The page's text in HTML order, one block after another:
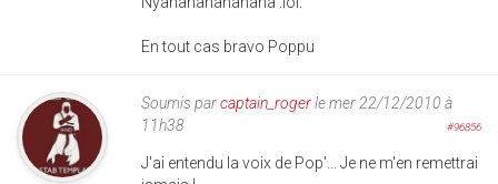
En tout cas bravo Poppu
Soumis parcaptain_rogerle mer 22/12/2010 à
11h38
#96856
J'ai entendu la voix de Pop'... Je ne m'en remettrai